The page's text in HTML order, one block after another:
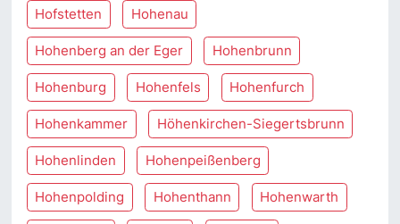
Hofstetten Hohenau
Hohenberg an der Eger Hohenbrunn
Hohenburg Hohenfels Hohenfurch
Hohenkammer Höhenkirchen-Siegertsbrunn
Hohenlinden Hohenpeißenberg
Hohenpolding Hohenthann Hohenwarth